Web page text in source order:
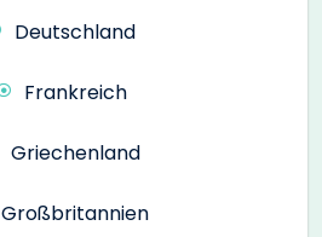
Deutschland
Frankreich
Griechenland
Großbritannien